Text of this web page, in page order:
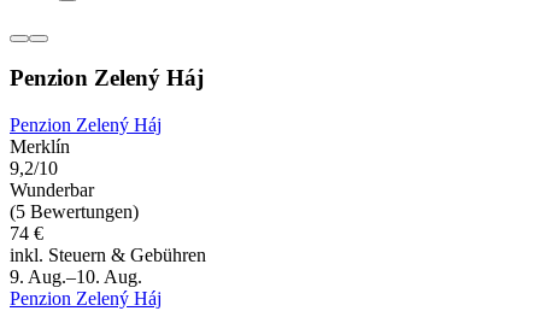
Penzion Zelený Háj
Penzion Zelený Háj
Merklín
9,2/10
Wunderbar
(5 Bewertungen)
74 €
inkl. Steuern & Gebühren
9. Aug.–10. Aug.
Penzion Zelený Háj